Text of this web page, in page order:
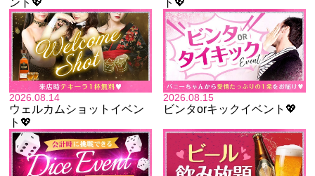
ント💖
ト💖
2026.08.14
ウェルカムショットイベン
ト💖
2026.08.15
ビンタorキックイベント💖